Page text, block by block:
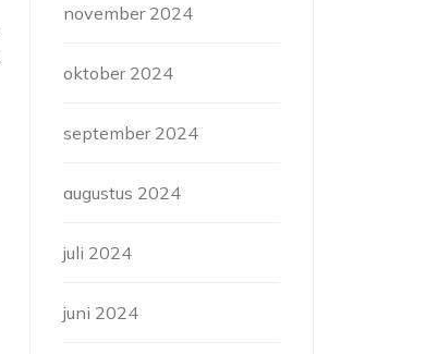
november 2024
oktober 2024
september 2024
augustus 2024
juli 2024
juni 2024